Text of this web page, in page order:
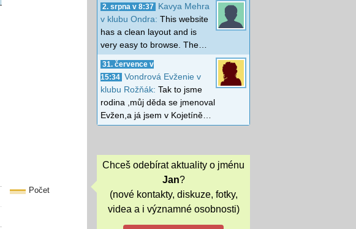
Počet
2. srpna v 8:37
Kavya Mehra
v klubu Ondra: This website
has a clean layout and is
very easy to browse. The…
31. července v
15:34 Vondrová Evženie v
klubu Rožňák: Tak to jsme
rodina ,můj děda se jmenoval
Evžen,a já jsem v Kojetíně…
Chceš odebírat aktuality o jménu
Jan?
(nové kontakty, diskuze, fotky,
videa a i významné osobnosti)